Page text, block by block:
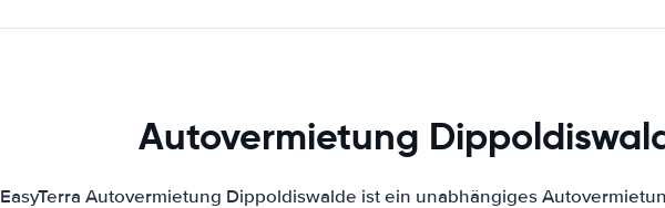
Autovermietung
EasyTerra Autovermietung Dippoldiswalde ist ein unabhängiges